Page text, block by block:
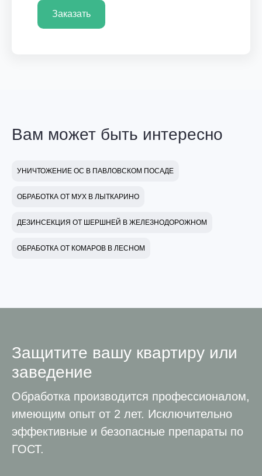
Заказать
Вам может быть интересно
УНИЧТОЖЕНИЕ ОС В ПАВЛОВСКОМ ПОСАДЕ
ОБРАБОТКА ОТ МУХ В ЛЫТКАРИНО
ДЕЗИНСЕКЦИЯ ОТ ШЕРШНЕЙ В ЖЕЛЕЗНОДОРОЖНОМ
ОБРАБОТКА ОТ КОМАРОВ В ЛЕСНОМ
Защитите вашу квартиру или
заведение
Обработка производится профессионалом,
имеющим опыт от 2 лет. Исключительно
эффективные и безопасные препараты по
ГОСТ.